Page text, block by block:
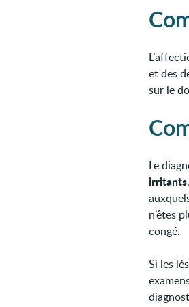
et des
sur le
Le
irritants
n’êtes
congé.
Si les